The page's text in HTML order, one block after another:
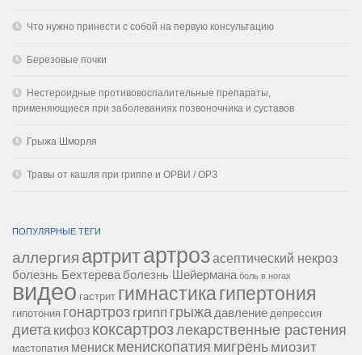
Что нужно принести с собой на первую консультацию
Березовые почки
Нестероидные противовоспалительные препараты,
применяющиеся при заболеваниях позвоночника и суставов
Грыжа Шморля
Травы от кашля при гриппе и ОРВИ / ОРЗ
ПОПУЛЯРНЫЕ ТЕГИ
аллергия артритартрозасептический некроз
болезнь Бехтерева болезнь Шейермана боль в ногах
видео гастрит гимнастикагипертония
гипотония гонартроз грипп грыжа давление депрессия
диета кифоз коксартроз лекарственные растения
мастопатия мениск менископатия мигрень миозит